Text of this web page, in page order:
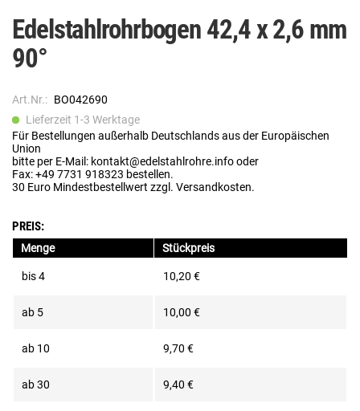
Edelstahlrohrbogen 42,4 x 2,6 mm
90°
Art.Nr.: BO042690
Lieferzeit 1-3 Werktage
Für Bestellungen außerhalb Deutschlands aus der Europäischen
Union
bitte per E-Mail: kontakt@edelstahlrohre.info oder
Fax: +49 7731 918323 bestellen.
30 Euro Mindestbestellwert zzgl. Versandkosten.
PREIS:
Menge Stückpreis
bis4 10,20 €
ab 5 10,00 €
ab 10 9,70 €
ab30 9,40 €